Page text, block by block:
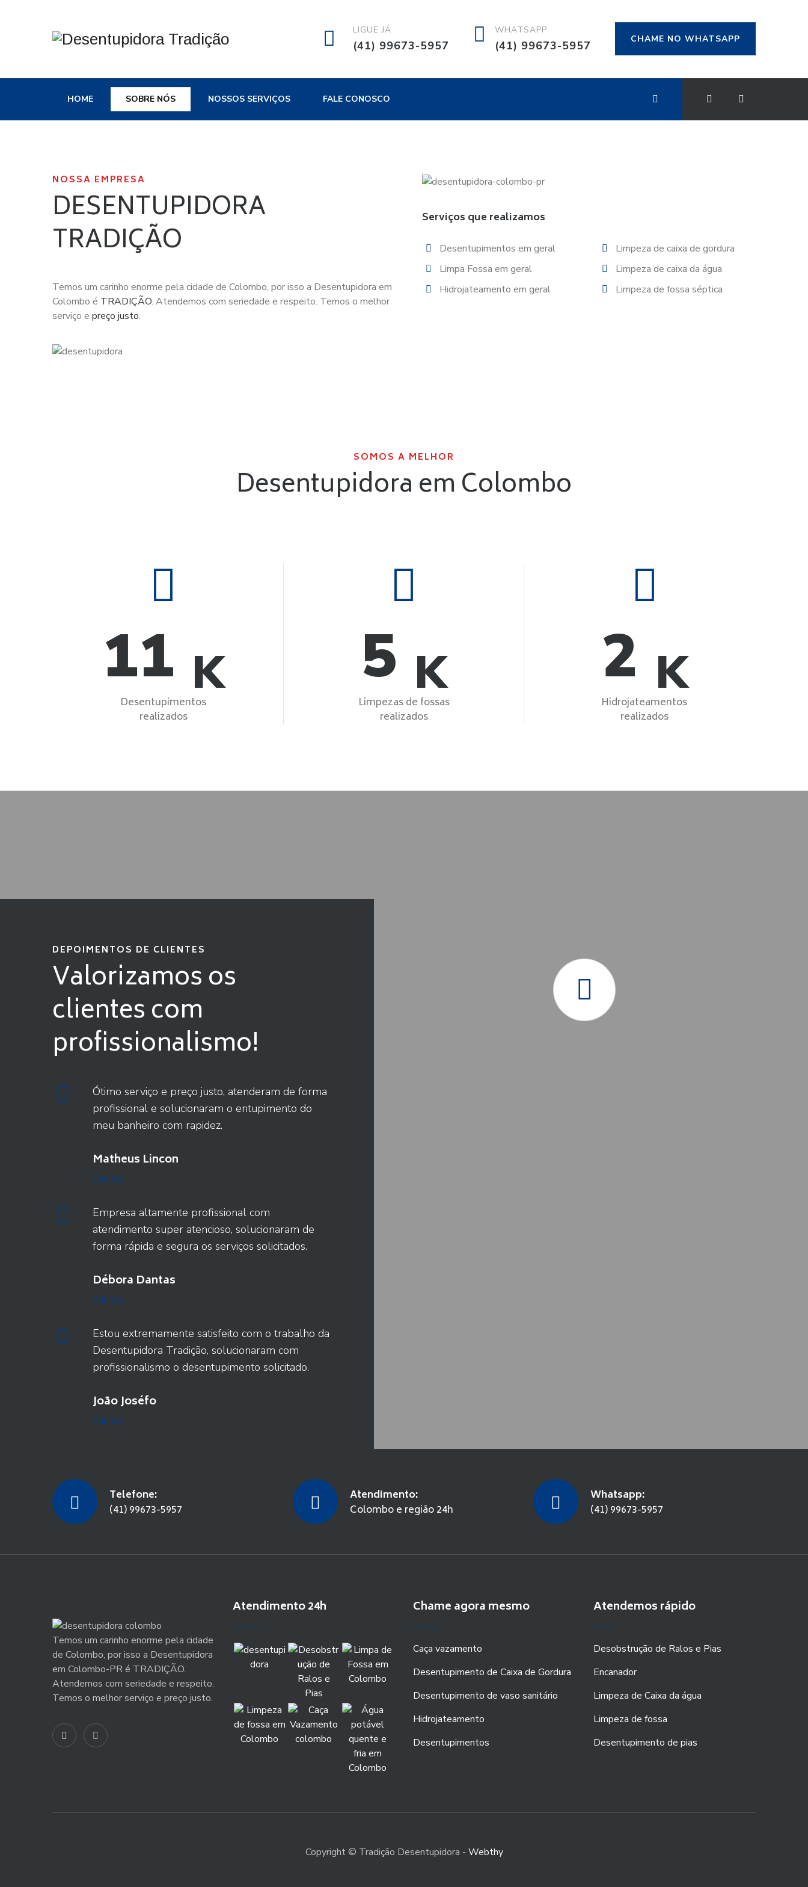
LIGUE JÁ
(41) 99673-5957
WHATSAPP
(41) 99673-5957 CHAME NO WHATSAPP
HOME SOBRE NÓS NOSSOS SERVIÇOS FALE CONOSCO
NOSSA EMPRESA
DESENTUPIDORA
TRADIÇÃO
Temos um carinho enorme pela cidade de Colombo, por isso a Desentupidora em
Colombo é TRADIÇÃO. Atendemos com seriedade e respeito. Temos o melhor
serviço e preço justo.
Serviços que realizamos
Desentupimentos em geral
Limpa Fossa em geral
Hidrojateamento em geral
Limpeza de caixa de gordura
Limpeza de caixa da água
Limpeza de fossa séptica
SOMOS A MELHOR
Desentupidora em Colombo
11 K
Desentupimentos
realizados
5 K
Limpezas de fossas
realizados
2 K
Hidrojateamentos
realizados
DEPOIMENTOS DE CLIENTES
Valorizamos os
clientes com
profissionalismo!
Ótimo serviço e preço justo, atenderam de forma
profissional e solucionaram o entupimento do
meu banheiro com rapidez.
Matheus Lincon
Cliente
Empresa altamente profissional com
atendimento super atencioso, solucionaram de
forma rápida e segura os serviços solicitados.
Débora Dantas
Cliente
Estou extremamente satisfeito com o trabalho da
Desentupidora Tradição, solucionaram com
profissionalismo o desentupimento solicitado.
João Joséfo
Cliente
Telefone:
(41) 99673-5957
Atendimento:
Colombo e região 24h
Whatsapp:
(41) 99673-5957
Temos um carinho enorme pela cidade
de Colombo, por isso a Desentupidora
em Colombo-PR é TRADIÇÃO.
Atendemos com seriedade e respeito.
Temos o melhor serviço e preço justo.
Atendimento 24h Chame agora mesmo
Caça vazamento
Desentupimento de Caixa de Gordura
Desentupimento de vaso sanitário
Hidrojateamento
Desentupimentos
Atendemos rápido
Desobstrução de Ralos e Pias
Encanador
Limpeza de Caixa da água
Limpeza de fossa
Desentupimento de pias
Copyright © Tradição Desentupidora - Webthy